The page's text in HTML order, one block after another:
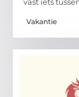
vast iets
Vakantie